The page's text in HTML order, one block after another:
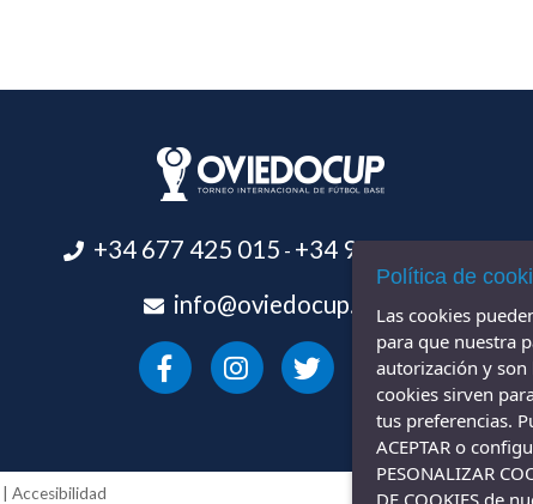
+34 677 425 015 - +34 984 838 694
info@oviedocup.com
Accesibilidad
Política de
Las cookies
para que nuestra
autorización y son
cookies sirven
tus preferencias.
ACEPTAR o
PESONALIZAR
DE COOKIES de